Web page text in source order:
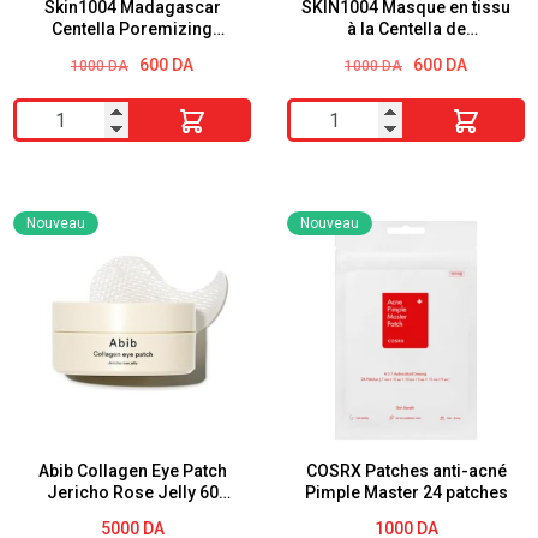
pantothénique
hyaluronique
|
Apaisant,
|
tendance
l'excès
Skin1004 Madagascar
Centella Poremizing
1000DA
Le
initial
1000 DA.
600 DA
Le
actuel
600 DA.
quantité
de
Madagascar
Centella
Poremizing
Clarifying
Mask
SKIN1004 Masque en tissu
à la Centella de
Sheet
1000DA
Le
initial
1000 DA.
600 DA
Le
actuel
600 DA.
quantité
de
Masque
en
Watergel
Sheet
Abib Collagen Eye Patch
Jericho Rose Jelly 60
Nouveau
5000 DA
COSRX Patches anti-acné
Pimple Master 24 patches
Nouveau
1000 DA